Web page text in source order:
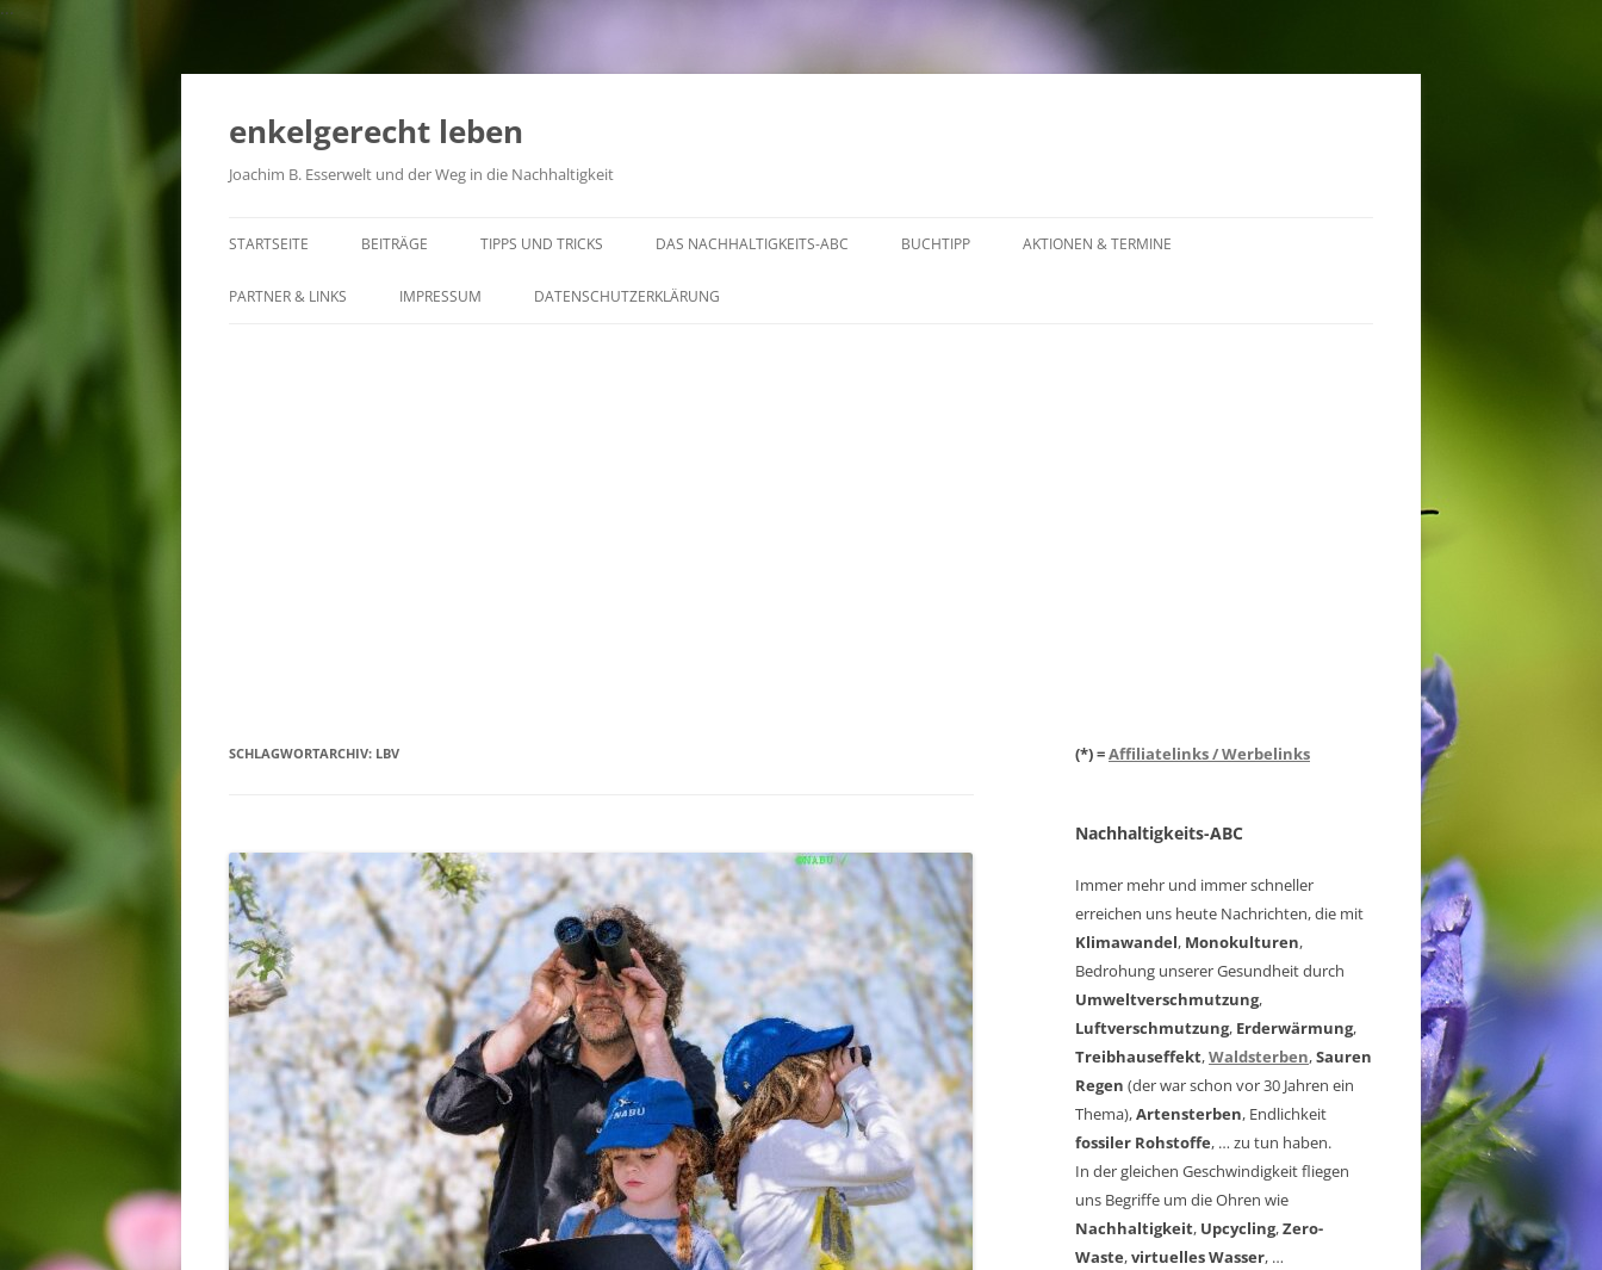
...
Zum
springen
enkelgerecht leben
Joachim B. Esserwelt und der Weg in die Nachhaltigkeit
STARTSEITE BEITRÄGE TIPPS UND TRICKS DAS NACHHALTIGKEITS-ABC BUCHTIPP AKTIONEN & TERMINE
PARTNER & LINKS IMPRESSUM DATENSCHUTZERKLÄRUNG
SCHLAGWORTARCHIV: LBV (*) =Affiliatelinks / Werbelinks
Nachhaltigkeits-ABC
Immer mehr und immer schneller
erreichen uns heute Nachrichten, die mit
Klimawandel, Monokulturen,
Bedrohung unserer Gesundheit durch
Umweltverschmutzung,
Luftverschmutzung, Erderwärmung,
Treibhauseffekt,Waldsterben,Sauren
Regen (der war schon vor 30 Jahren ein
Thema),Artensterben, Endlichkeit
fossiler Rohstoffe, … zu tun haben.
In der gleichen Geschwindigkeit fliegen
uns Begriffe um die Ohren wie
Nachhaltigkeit, Upcycling,Zero-
Waste,virtuelles Wasser, …